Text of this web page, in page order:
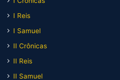
I Reis
I Samuel
II Crônicas
II Reis
II Samuel